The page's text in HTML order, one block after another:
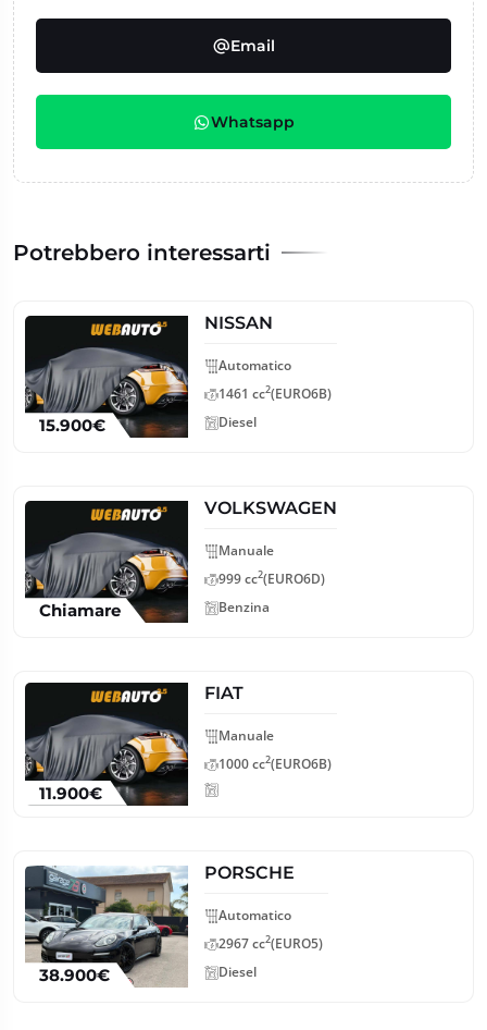
Email
Whatsapp
Potrebbero interessarti
15.900€
NISSAN
Automatico
1461 cc2(EURO6B)
Diesel
Chiamare
VOLKSWAGEN
Manuale
999 cc2(EURO6D)
Benzina
11.900€
FIAT
Manuale
1000 cc2(EURO6B)
38.900€
PORSCHE
Automatico
2967 cc2(EURO5)
Diesel